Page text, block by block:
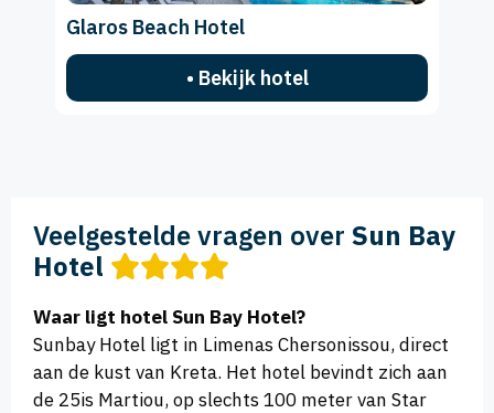
Glaros Beach Hotel
• Bekijk hotel
Veelgestelde vragen over Sun Bay
Hotel
Waar ligt hotel Sun Bay Hotel?
Sunbay Hotel ligt in Limenas Chersonissou, direct
aan de kust van Kreta. Het hotel bevindt zich aan
de 25is Martiou, op slechts 100 meter van Star